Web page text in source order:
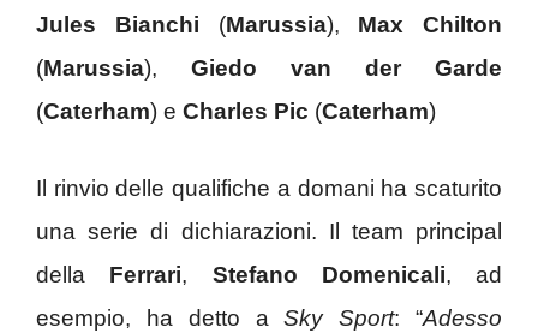
Jules Bianchi (Marussia), Max Chilton
(Marussia), Giedo van der Garde
(Caterham) e Charles Pic (Caterham)
Il rinvio delle qualifiche a domani ha scaturito
una serie di dichiarazioni. Il team principal
della Ferrari, Stefano Domenicali, ad
esempio, ha detto aSky Sport: “Adesso